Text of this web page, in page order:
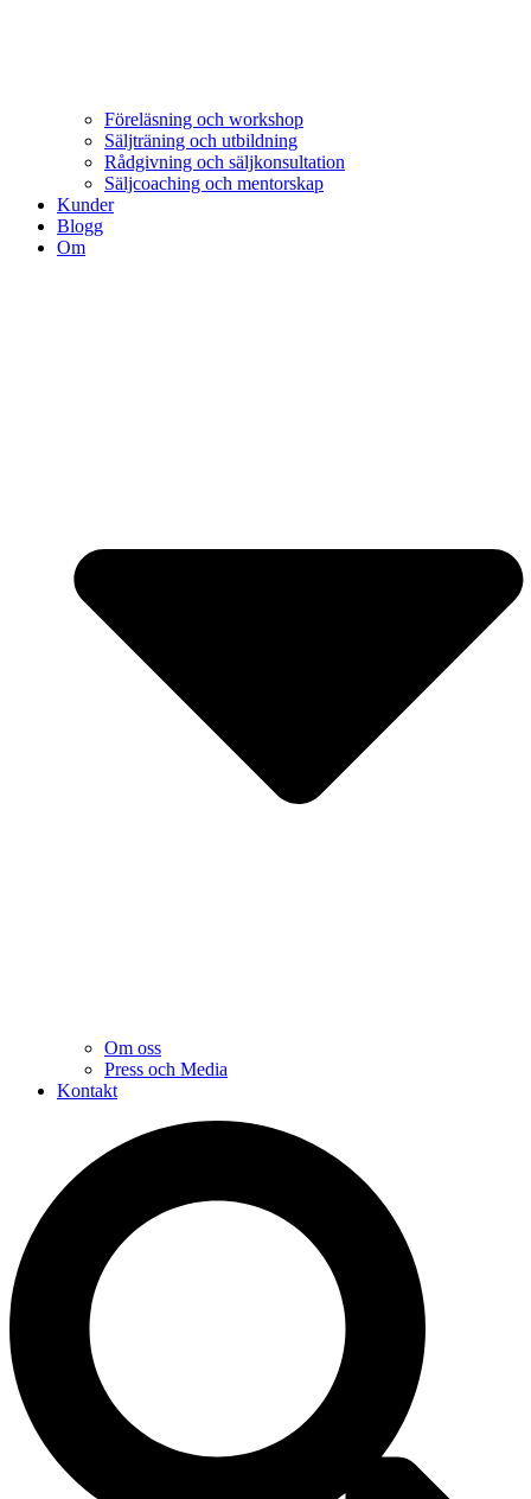
Föreläsning och workshop
Säljträning och utbildning
Rådgivning och säljkonsultation
Säljcoaching och mentorskap
Kunder
Blogg
Om
Om oss
Press och Media
Kontakt